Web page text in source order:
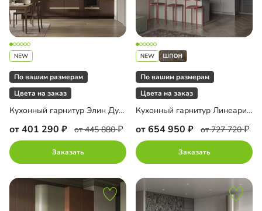
По вашим размерам
Цвета на заказ
Кухонный гарнитур Элин Дуо-6
от 401 290 от 445 880
Заказать
По вашим размерам
Цвета на заказ
Кухонный гарнитур Линеарис-15
от 654 950 от 727 720
Заказать